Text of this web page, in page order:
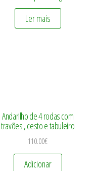
Ler mais
Andarilho de 4 rodas com
travões , cesto e tabuleiro
110.00€
Adicionar